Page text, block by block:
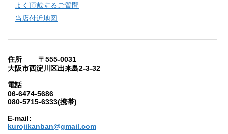
よく頂戴するご質問
当店付近地図
住所 〒555-0031
大阪市西淀川区出来島2-3-32
電話
06-6474-5686
080-5715-6333(携帯)
E-mail:
kurojikanban@gmail.com